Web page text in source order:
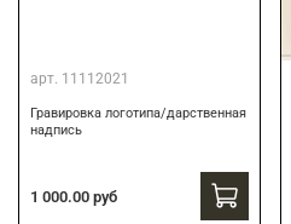
арт. 11112021
Гравировка логотипа/дарственная
надпись
1 000.00 руб